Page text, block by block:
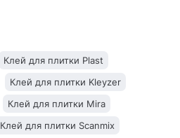
Клей для плитки Plast
Клей для плитки Kleyzer
Клей для плитки Mira
Клей для плитки Scanmix